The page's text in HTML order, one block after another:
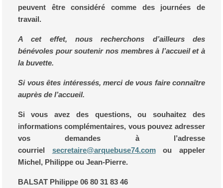
peuvent être considéré comme des journées de
travail.
A cet effet, nous recherchons d’ailleurs des
bénévoles pour soutenir nos membres à l’accueil et à
la buvette.
Si vous êtes intéressés, merci de vous faire connaître
auprès de l’accueil.
Si vous avez des questions, ou souhaitez des
informations complémentaires, vous pouvez adresser
vos demandes à l’adresse
courriel secretaire@arquebuse74.comou appeler
Michel, Philippe ou Jean-Pierre.
BALSAT Philippe 06 80 31 83 46